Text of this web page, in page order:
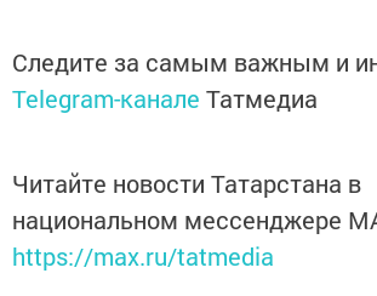
Следите за самым важным и
Telegram-канале Татмедиа
Читайте новости Татарстана в
национальном мессенджере
https://max.ru/tatmedia